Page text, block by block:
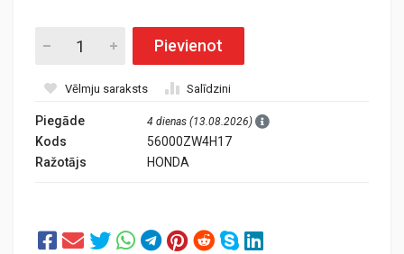
Pievienot
Vēlmju saraksts Salīdzini
Piegāde 4 dienas (13.08.2026)
Kods
56000ZW4H17
Ražotājs
HONDA